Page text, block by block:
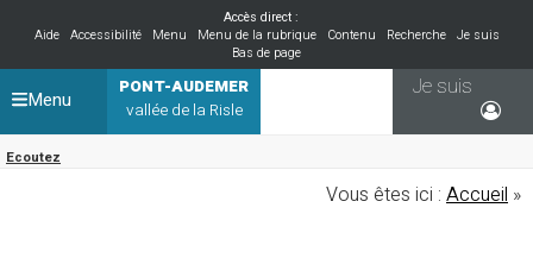
Accès direct :
Aide
Accessibilité Menu Menu de la rubrique Contenu Recherche
Je suis
Bas de page
PONT-AUDEMER
vallée de la Risle
Ecoutez
Je suis
Menu
Vous êtes ici : Accueil »